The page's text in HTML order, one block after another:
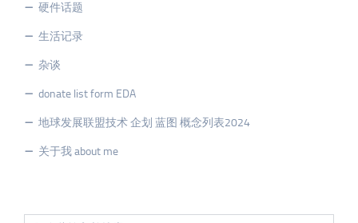
硬件话题
生活记录
杂谈
donate list form EDA
地球发展联盟技术 企划 蓝图 概念列表2024
关于我 about me